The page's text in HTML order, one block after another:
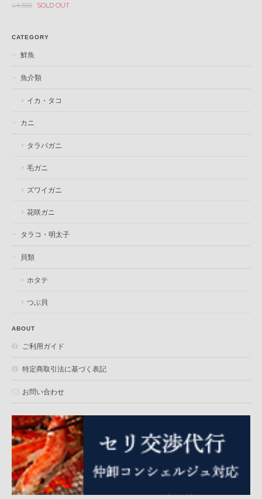
¥4,500 SOLD OUT
CATEGORY
鮮魚
魚介類
イカ・タコ
カニ
タラバガニ
毛ガニ
ズワイガニ
花咲ガニ
タラコ・明太子
貝類
ホタテ
つぶ貝
ABOUT
ご利用ガイド
特定商取引法に基づく表記
お問い合わせ